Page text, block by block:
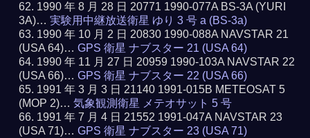
1990 年 8 月 28 日 20771 1990-077A BS-3A (YURI
3A)…実験用中継放送衛星 ゆり 3 号 a (BS-3a)
1990 年 10 月 2 日 20830 1990-088A NAVSTAR 21
(USA 64)…GPS 衛星 ナブスター 21 (USA 64)
1990 年 11 月 27 日 20959 1990-103A NAVSTAR 22
(USA 66)…GPS 衛星 ナブスター 22 (USA 66)
1991 年 3 月 3 日 21140 1991-015B METEOSAT 5
(MOP 2)…気象観測衛星 メテオサット 5 号
1991 年 7 月 4 日 21552 1991-047A NAVSTAR 23
(USA 71)…GPS 衛星 ナブスター 23 (USA 71)